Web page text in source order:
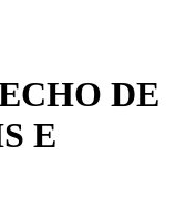
DE
E